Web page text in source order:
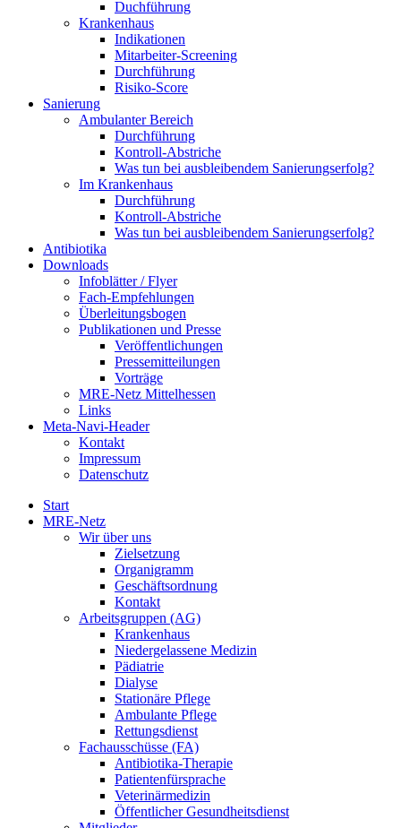
Duchführung
Krankenhaus
Indikationen
Mitarbeiter-Screening
Durchführung
Risiko-Score
Sanierung
Ambulanter Bereich
Durchführung
Kontroll-Abstriche
Was tun bei ausbleibendem Sanierungserfolg?
Im Krankenhaus
Durchführung
Kontroll-Abstriche
Was tun bei ausbleibendem Sanierungserfolg?
Antibiotika
Downloads
Infoblätter / Flyer
Fach-Empfehlungen
Überleitungsbogen
Publikationen und Presse
Veröffentlichungen
Pressemitteilungen
Vorträge
MRE-Netz Mittelhessen
Links
Meta-Navi-Header
Kontakt
Impressum
Datenschutz
Start
MRE-Netz
Wir über uns
Zielsetzung
Organigramm
Geschäftsordnung
Kontakt
Arbeitsgruppen (AG)
Krankenhaus
Niedergelassene Medizin
Pädiatrie
Dialyse
Stationäre Pflege
Ambulante Pflege
Rettungsdienst
Fachausschüsse (FA)
Antibiotika-Therapie
Patientenfürsprache
Veterinärmedizin
Öffentlicher Gesundheitsdienst